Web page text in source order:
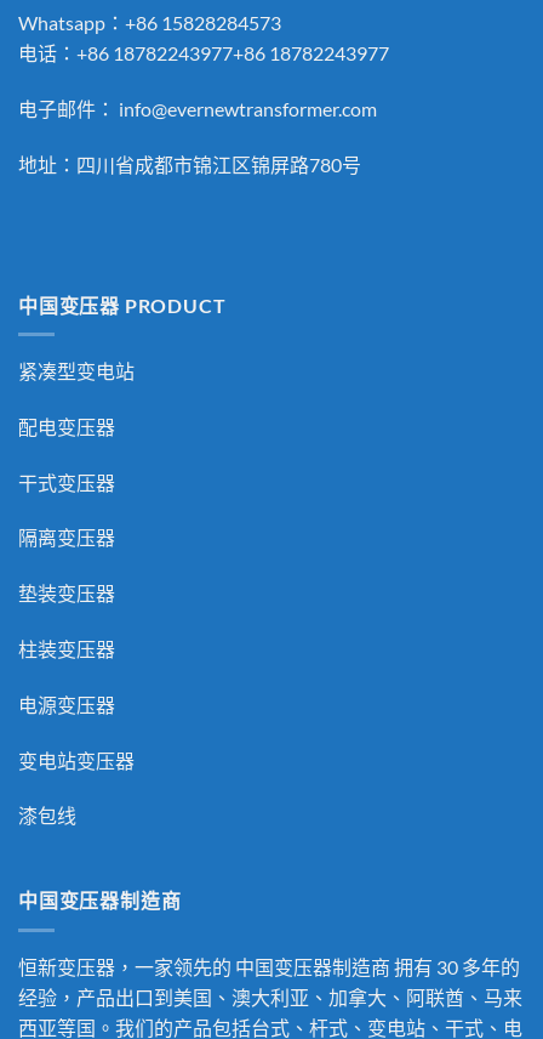
Whatsapp：+86 15828284573
电话：+86 18782243977+86 18782243977
电子邮件： info@evernewtransformer.com
地址：四川省成都市锦江区锦屏路780号
中国变压器 PRODUCT
紧凑型变电站
配电变压器
干式变压器
隔离变压器
垫装变压器
柱装变压器
电源变压器
变电站变压器
漆包线
中国变压器制造商
恒新变压器，一家领先的 中国变压器制造商 拥有 30 多年的
经验，产品出口到美国、澳大利亚、加拿大、阿联酋、马来
西亚等国。我们的产品包括台式、杆式、变电站、干式、电